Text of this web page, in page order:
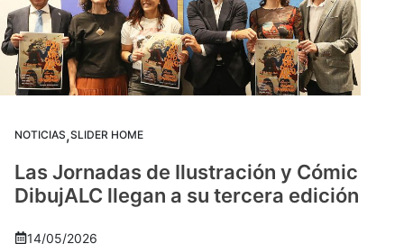
NOTICIAS,SLIDER HOME
Las Jornadas de Ilustración y Cómic
DibujALC llegan a su tercera edición
14/05/2026